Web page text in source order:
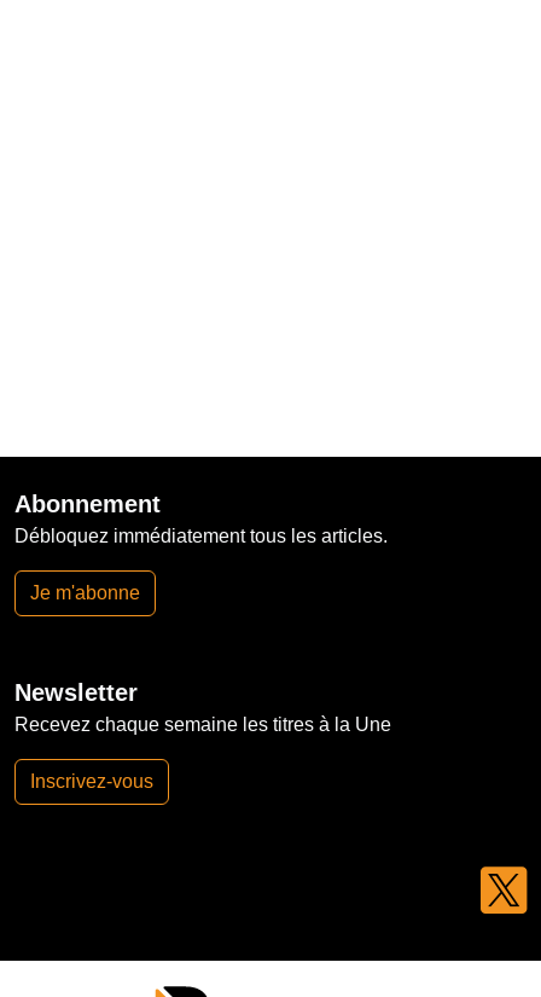
Abonnement
Débloquez immédiatement tous les articles.
Je m'abonne
Newsletter
Recevez chaque semaine les titres à la Une
Inscrivez-vous